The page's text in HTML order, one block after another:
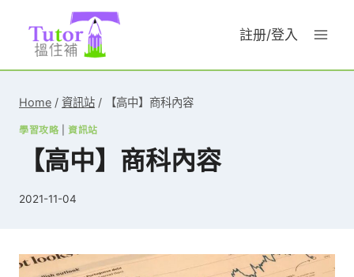
content
註册/登入
Home / 資訊站 / 【高中】商科內容
學習攻略 |資訊站
【高中】商科內容
2021-11-04